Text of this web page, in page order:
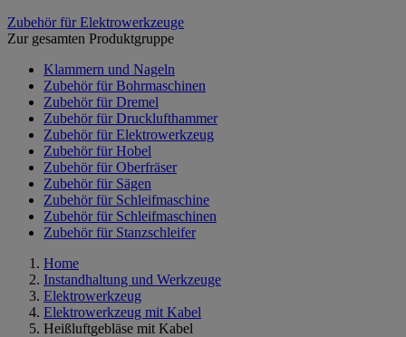
Zubehör für Elektrowerkzeuge
Zur gesamten Produktgruppe
Klammern und Nageln
Zubehör für Bohrmaschinen
Zubehör für Dremel
Zubehör für Drucklufthammer
Zubehör für Elektrowerkzeug
Zubehör für Hobel
Zubehör für Oberfräser
Zubehör für Sägen
Zubehör für Schleifmaschine
Zubehör für Schleifmaschinen
Zubehör für Stanzschleifer
Home
Instandhaltung und Werkzeuge
Elektrowerkzeug
Elektrowerkzeug mit Kabel
Heißluftgebläse mit Kabel